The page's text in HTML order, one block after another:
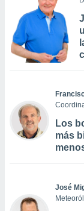
Los
más
José